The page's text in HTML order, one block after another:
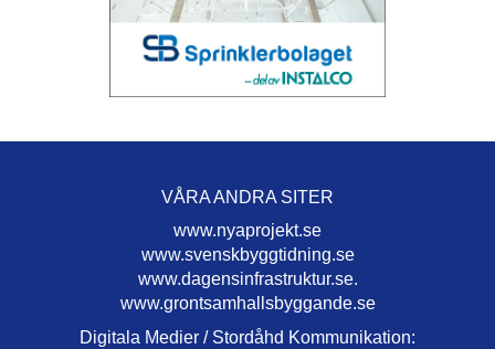
VÅRA ANDRA SITER
www.nyaprojekt.se
www.svenskbyggtidning.se
www.dagensinfrastruktur.se.
www.grontsamhallsbyggande.se
Digitala Medier / Stordåhd Kommunikation: